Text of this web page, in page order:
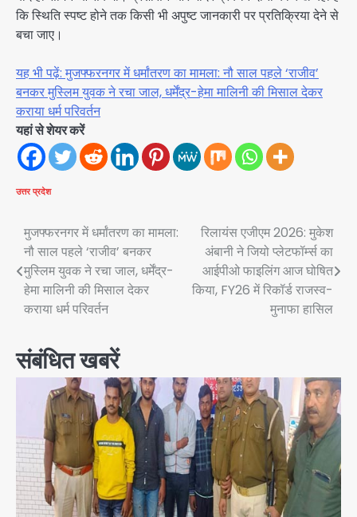
कि स्थिति स्पष्ट होने तक किसी भी अपुष्ट जानकारी पर प्रतिक्रिया देने से
बचा जाए।
यह भी पढ़ें: मुजफ्फरनगर में धर्मांतरण का मामला: नौ साल पहले ‘राजीव’
बनकर मुस्लिम युवक ने रचा जाल, धर्मेंद्र-हेमा मालिनी की मिसाल देकर
कराया धर्म परिवर्तन
यहां से शेयर करें
उत्तर प्रदेश
Post
navigation
मुजफ्फरनगर में धर्मांतरण का मामला:
नौ साल पहले ‘राजीव’ बनकर
मुस्लिम युवक ने रचा जाल, धर्मेंद्र-
हेमा मालिनी की मिसाल देकर
कराया धर्म परिवर्तन
रिलायंस एजीएम 2026: मुकेश
अंबानी ने जियो प्लेटफॉर्म्स का
आईपीओ फाइलिंग आज घोषित
किया, FY26 में रिकॉर्ड राजस्व-
मुनाफा हासिल
संबंधित खबरें